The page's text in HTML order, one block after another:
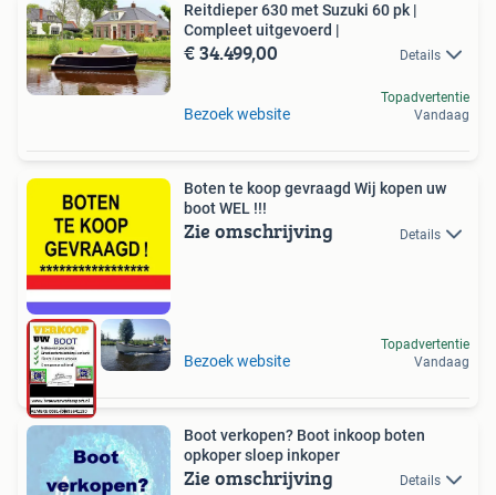
Reitdieper 630 met Suzuki 60 pk |
Compleet uitgevoerd |
€ 34.499,00 Details
Bezoek website
Topadvertentie
Vandaag
Boten te koop gevraagd Wij kopen uw
boot WEL !!!
Zie omschrijving Details
Bezoek website
Topadvertentie
Vandaag
Boot verkopen? Boot inkoop boten
opkoper sloep inkoper
Zie omschrijving Details